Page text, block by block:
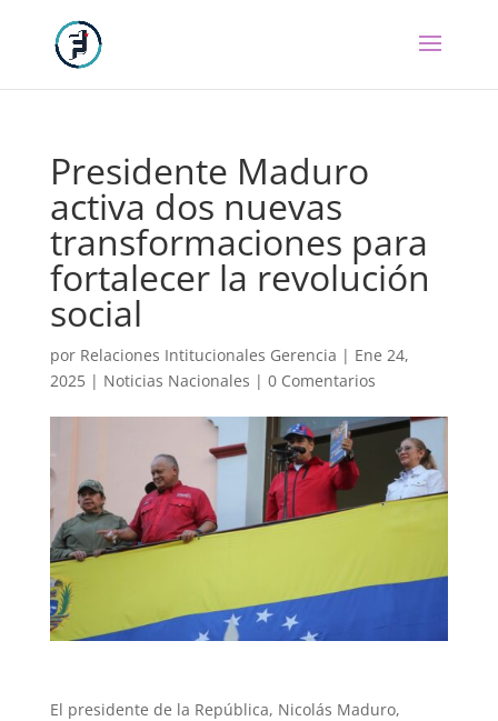
Presidente Maduro
activa dos nuevas
transformaciones para
fortalecer la revolución
social
por Relaciones Intitucionales Gerencia | Ene 24,
2025| Noticias Nacionales | 0 Comentarios
El presidente de la República, Nicolás Maduro,